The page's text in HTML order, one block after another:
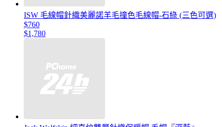
ISW 毛線帽針織美麗諾羊毛撞色毛線帽-石綠 (三色可選)
$760
$1,780